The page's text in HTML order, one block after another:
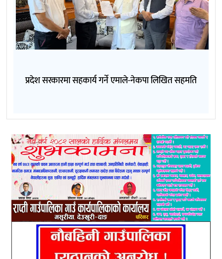
प्रदेश सरकारमा सहकार्य गर्ने एमाले-नेकपा लिखित सहमति